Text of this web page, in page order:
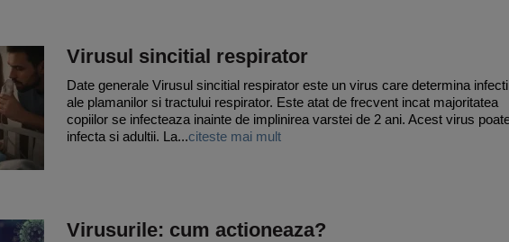
Virusul sincitial respirator
Date generale Virusul sincitial respirator este un virus care determina
ale plamanilor si tractului respirator. Este atat de frecvent incat majoritatea
copiilor se infecteaza inainte de implinirea varstei de 2 ani. Acest virus
infecta si adultii. La...citeste mai mult
Virusurile: cum actioneaza?